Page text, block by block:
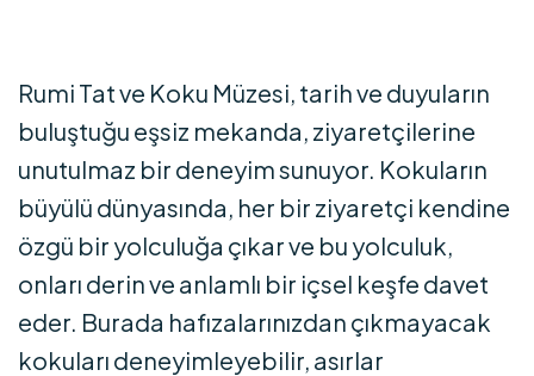
Rumi Tat ve Koku Müzesi, tarih ve duyuların
buluştuğu eşsiz mekanda, ziyaretçilerine
unutulmaz bir deneyim sunuyor. Kokuların
büyülü dünyasında, her bir ziyaretçi kendine
özgü bir yolculuğa çıkar ve bu yolculuk,
onları derin ve anlamlı bir içsel keşfe davet
eder. Burada hafızalarınızdan çıkmayacak
kokuları deneyimleyebilir, asırlar